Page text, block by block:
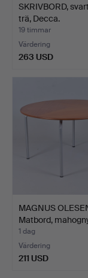
SKRIVBORD,
trä, Decca.
19 timmar
Värdering
263 USD
MAGNUS
Matbord,
Danmark.
1 dag
Värdering
211 USD